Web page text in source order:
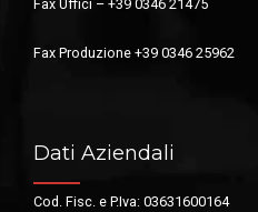
Fax Uffici – +39 0346 21475
Fax Produzione +39 0346 25962
Dati Aziendali
Cod. Fisc. e P.Iva: 03631600164